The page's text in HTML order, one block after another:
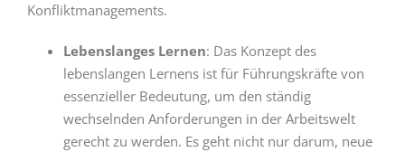
Konfliktmanagements.
Lebenslanges Lernen: Das Konzept des
lebenslangen Lernens ist für Führungskräfte von
essenzieller Bedeutung, um den ständig
wechselnden Anforderungen in der Arbeitswelt
gerecht zu werden. Es geht nicht nur darum, neue